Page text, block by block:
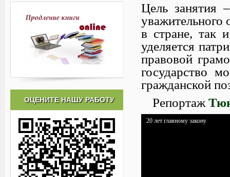
Цель занятия
в стране, так
уделяется
правовой
государство
гражданской
Репортаж
20 лет главному закону
ОЦЕНИТЕ НАШУ РАБОТУ